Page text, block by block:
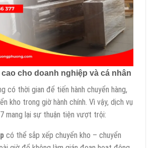
cho doanh nghiệp và cá nhân
có thời gian để tiến hành chuyển hàng,
kho trong giờ hành chính. Vì vậy, dịch vụ
mang lại sự thuận tiện vượt trội:
có thể sắp xếp chuyển kho – chuyển